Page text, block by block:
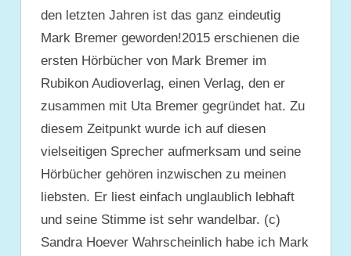
den letzten Jahren ist das ganz eindeutig
Mark Bremer geworden!2015 erschienen die
ersten Hörbücher von Mark Bremer im
Rubikon Audioverlag, einen Verlag, den er
zusammen mit Uta Bremer gegründet hat. Zu
diesem Zeitpunkt wurde ich auf diesen
vielseitigen Sprecher aufmerksam und seine
Hörbücher gehören inzwischen zu meinen
liebsten. Er liest einfach unglaublich lebhaft
und seine Stimme ist sehr wandelbar. (c)
Sandra Hoever Wahrscheinlich habe ich Mark